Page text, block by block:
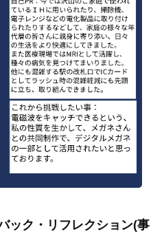
ック・リフレクション(事